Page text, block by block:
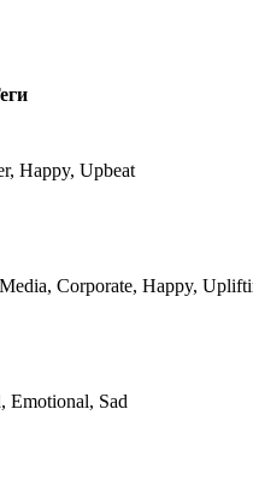
Happy, Upbeat
Corporate, Happy,
Emotional, Sad